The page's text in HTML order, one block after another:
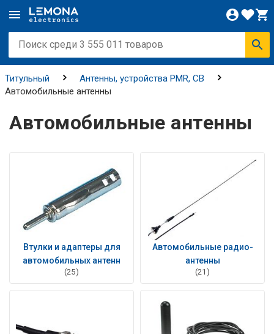
Титульный
Антенны, устройства PMR, CB
Автомобильные антенны
Автомобильные антенны
Втулки и адаптеры для
автомобильных антенн
(25)
Автомобильные радио-
антенны
(21)